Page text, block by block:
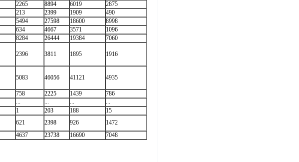
2265 8894 6019
2875
213 2399 1909
490
5494 27598 18600
8998
634 4667 3571
1096
8284 26444 19384
7060
2396 3811 1895 1916
5083 46056 41121 4935
758 2225 1439
786
... ... ...
...
1 203 188
15
621 2398 926
1472
4637 23738 16690 7048